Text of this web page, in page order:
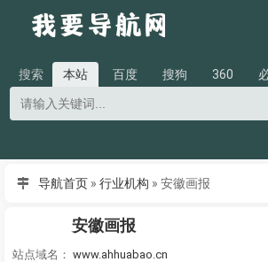
搜索 本站 百度 搜狗 360
导航首页 » 行业机构 » 安徽画报
安徽画报
站点域名： www.ahhuabao.cn